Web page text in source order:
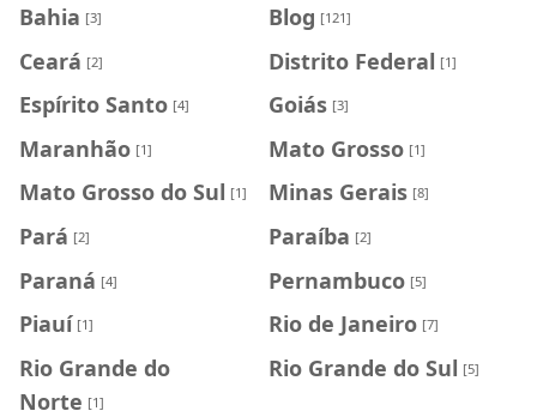
Bahia [3] Blog [121]
Ceará [2] Distrito Federal [1]
Espírito Santo [4] Goiás [3]
Maranhão [1] Mato Grosso [1]
Mato Grosso do Sul [1] Minas Gerais [8]
Pará [2] Paraíba [2]
Paraná [4] Pernambuco [5]
Piauí [1] Rio de Janeiro [7]
Rio Grande do
Norte [1]
Rio Grande do Sul [5]